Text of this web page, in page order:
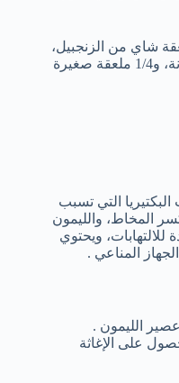
كبيرة من العسل، و 1/2 ملعقة شاي من الزنجبيل،
و 1/2 ملعقة صغيرة من القرفة المطحونة، و1/4 ملعقة صغيرة
التي تسبب
المخاط، والليمون
ويحتوي
المناعي .
على الإغاثة